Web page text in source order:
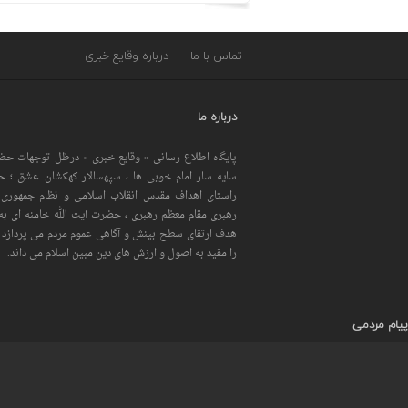
تماس با ما درباره وقایع خبری
درباره ما
پایگاه اطلاع رسانی « وقایع خبری » درظل توجهات
سایه سار امام خوبی ها ، سپهسالار کهکشان عشق
راستای اهداف مقدس انقلاب اسلامی و نظام
رهبری مقام معظم رهبری ، حضرت آیت الله خامنه ای
هدف ارتقای سطح بینش و آگاهی عموم مردم می
را مقید به اصول و ارزش های دین مبین اسلام می داند.
پیام مردمی